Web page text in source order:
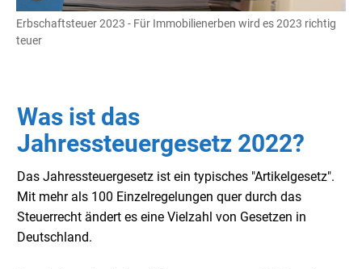
Erbschaftsteuer 2023 - Für Immobilienerben wird es 2023 richtig
teuer
Was ist das
Jahressteuergesetz 2022?
Das Jahressteuergesetz ist ein typisches "Artikelgesetz".
Mit mehr als 100 Einzelregelungen quer durch das
Steuerrecht ändert es eine Vielzahl von Gesetzen in
Deutschland.